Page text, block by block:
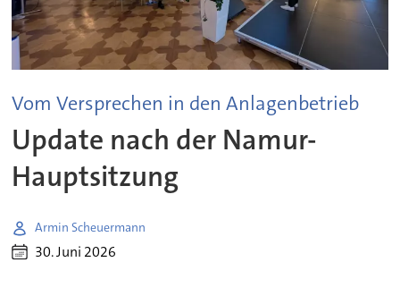
Vom Versprechen in den Anlagenbetrieb
Update nach der Namur-
Hauptsitzung
Armin Scheuermann
30. Juni 2026